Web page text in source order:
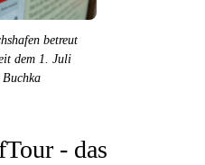
betreut
dem 1. Juli
- das